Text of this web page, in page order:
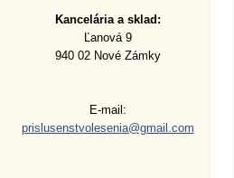
Kancelária a sklad:
Ľanová 9
940 02 Nové Zámky
E-mail:
prislusenstvolesenia@gmail.com